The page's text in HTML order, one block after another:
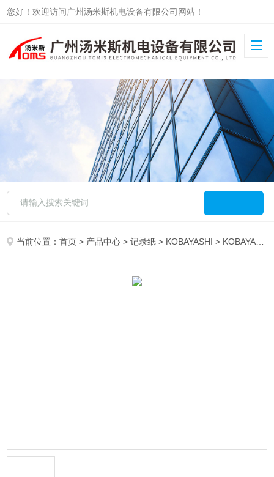
您好！欢迎访问广州汤米斯机电设备有限公司网站！
当前位置：首页 > 产品中心 >记录纸 > KOBAYASHI > KOBAYASHI记录纸100-040-020